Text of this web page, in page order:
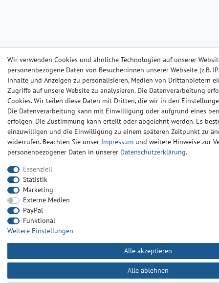
Wir verwenden Cookies und ähnliche Technologien auf unserer
personenbezogene Daten von Besucher:innen unserer Webseite (z.B.
Inhalte und Anzeigen zu personalisieren, Medien von Drittanbietern
Zugriffe auf unsere Website zu analysieren. Die Datenverarbeitung
Cookies. Wir teilen diese Daten mit Dritten, die wir in den
Die Datenverarbeitung kann mit Einwilligung oder aufgrund eines
erfolgen. Die Zustimmung kann erteilt oder abgelehnt werden. Es
einzuwilligen und die Einwilligung zu einem späteren Zeitpunkt zu
widerrufen. Beachten Sie unser Impressum und weitere Hinweise zur
personenbezogener Daten in unserer Daten­schutz­erklärung.
Essenziell
Statistik
Marketing
Externe Medien
PayPal
Funktional
Weitere Einstellungen
Alle akzeptieren
Alle ablehnen